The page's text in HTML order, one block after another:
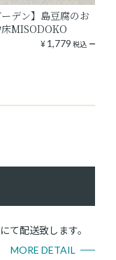
ーデン】島豆腐のお
MISODOKO
¥1,779 税込
て配送致します。
MORE DETAIL